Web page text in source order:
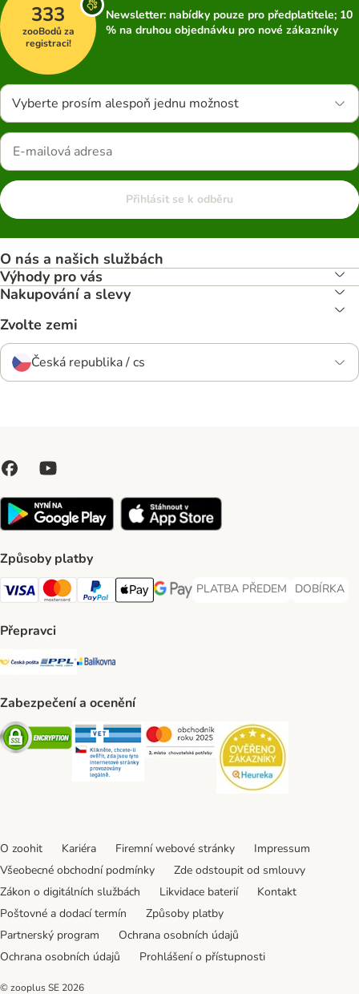
333
zooBodů za
registraci!
Newsletter: nabídky pouze pro předplatitele; 10
% na druhou objednávku pro nové zákazníky
Vyberte prosím alespoň jednu možnost
Přihlásit se k odběru
O nás a našich službách
Výhody pro vás
Nakupování a slevy
Zvolte zemi
Česká republika / cs
Způsoby platby
Visa Payment Method
Mastercard Payment Method
PayPal Payment Method
Apple pay Payment Method
GooglePay Payment Method
PLATBA PŘEDEM
PLATBA PŘEDEM Payment
DOBÍRKA
DOBÍRKA
Přepravci
Česká pošta Shipping Method
PPL Shipping Method
Balíkovna Shipping Method
Zabezpečení a ocenění
Security Security Security
O zoohit Kariéra Firemní webové stránky
Impressum
Všeobecné obchodní podmínky
Zde odstoupit od smlouvy
Zákon o digitálních službách
Likvidace baterií
Kontakt
Poštovné a dodací termín
Způsoby platby
Partnerský program
Ochrana osobních údajů
Ochrana osobních údajů
Prohlášení o přístupnosti
© zooplus SE 2026